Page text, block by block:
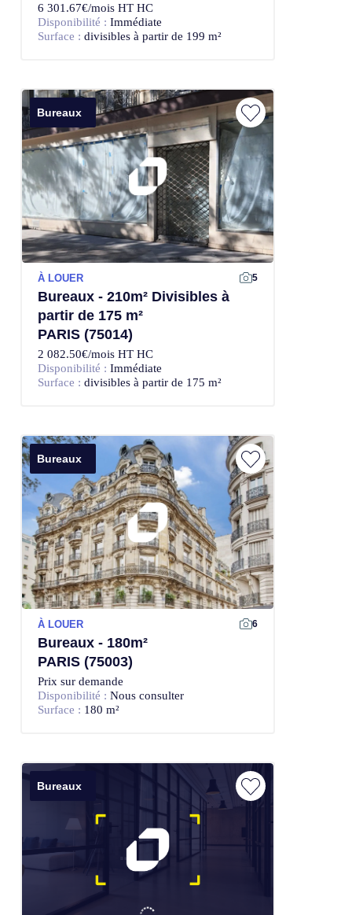
6 301.67€/mois HT HC
Disponibilité : Immédiate
Surface : divisibles à partir de 199 m²
Bureaux
À LOUER 5
Bureaux - 210m² Divisibles à
partir de 175 m²
PARIS (75014)
2 082.50€/mois HT HC
Disponibilité : Immédiate
Surface : divisibles à partir de 175 m²
Bureaux
À LOUER 6
Bureaux - 180m²
PARIS (75003)
Prix sur demande
Disponibilité : Nous consulter
Surface : 180 m²
Bureaux